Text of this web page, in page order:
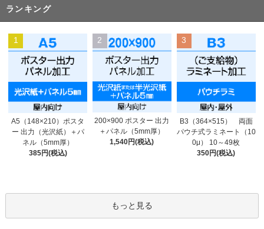
ランキング
1
A5（148×210）ポスタ
ー 出力（光沢紙）＋パ
ネル（5mm厚）
385円(税込)
2
200×900 ポスター 出力
＋パネル（5mm厚）
1,540円(税込)
3
B3（364×515） 両面
パウチ式ラミネート（10
0μ） 10～49枚
350円(税込)
もっと見る